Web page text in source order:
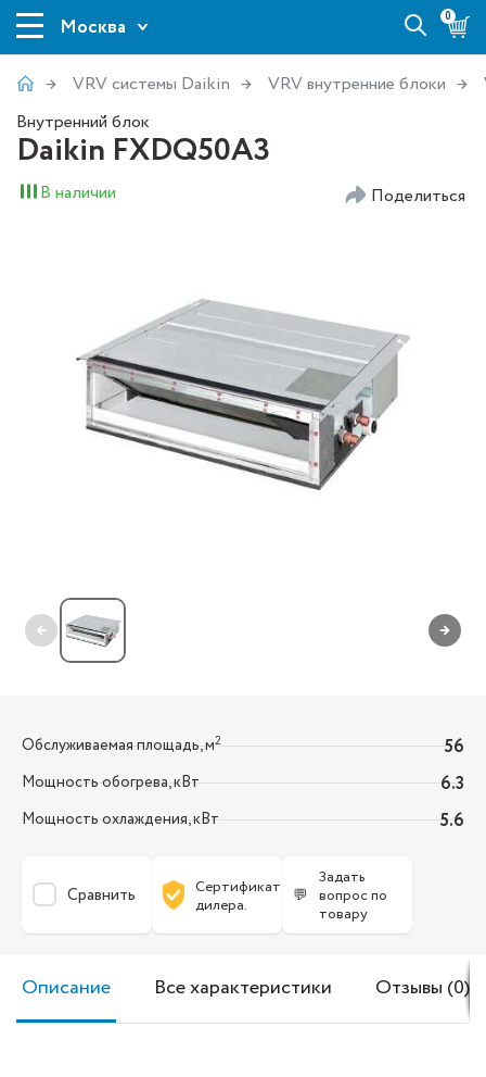
Москва 0
VRV системы Daikin VRV внутренние блоки
Внутренний блок
Daikin FXDQ50A3
В наличии Поделиться
← →
Обслуживаемая площадь, м2 56
Мощность обогрева, кВт 6.3
Мощность охлаждения, кВт 5.6
Сравнить
Сертификат
дилера.
💬
Задать
вопрос по
товару
Описание Все характеристики Отзывы (0)